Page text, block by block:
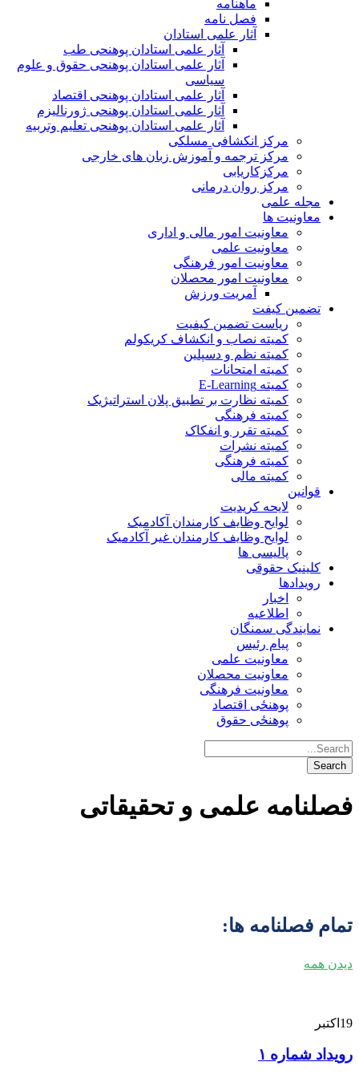
ماهنامه
فصل نامه
آثار علمی استادان
آثار علمی استادان پوهنحی طب
آثار علمی استادان پوهنحی حقوق و علوم
سیاسی
آثار علمی استادان پوهنحی اقتصاد
آثار علمی استادان پوهنحی ژورنالیزم
آثار علمی استادان پوهنحی تعلیم وتربیه
مرکز انکشافی مسلکی
مرکز ترجمه و آموزش زبان های خارجی
مرکزکاریابی
مرکز روان درمانی
مجله علمی
معاونیت ها
معاونیت امور مالی و اداری
معاونیت علمی
معاونیت امور فرهنگی
معاونیت امور محصلان
آمریت ورزش
تضمین کیفت
ریاست تضمین کیفیت
کمیته نصاب و انکشاف کریکولم
کمیته نظم و دسپلین
کمیته امتحانات
کمیته E-Learning
کمیته نظارت بر تطبیق پلان استراتیژیک
کمیته فرهنگی
کمیته تقرر و انفکاک
کمیته نشرات
کمیته فرهنگی
کمیته مالی
قوانین
لایحه کریدیت
لوایح وظایف کارمندان آکادمیک
لوایح وظایف کارمندان غیر آکادمیک
پالیسی ها
کلینیک حقوقی
رویدادها
اخبار
اطلاعیه
نمایندگی سمنگان
پیام رئیس
معاونیت علمی
معاونیت محصلان
معاونیت فرهنگی
پوهنځی اقتصاد
پوهنځی حقوق
فصلنامه علمی و تحقیقاتی
تمام فصلنامه ها:
دیدن همه
19 اکتبر
رویداد شماره ۱